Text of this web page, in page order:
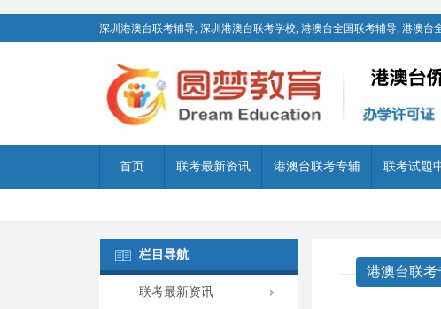
深圳港澳台联考辅导, 深圳港澳台联考学校, 港澳台全国联考辅导, 港澳
首页 联考最新资讯 港澳台联考专辅 联考试题
栏目导航
联考最新资讯
港澳台联考